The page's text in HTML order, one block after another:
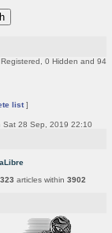
0 Hidden and 94
list]
Sat 28 Sep, 2019 22:10
articles within 3902